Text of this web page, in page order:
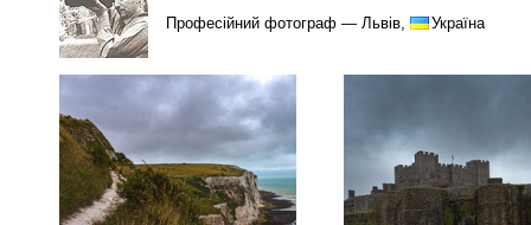
Професійний фотограф — Львів, Україна